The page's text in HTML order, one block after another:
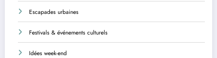
Escapades urbaines
Festivals & événements culturels
Idées week-end